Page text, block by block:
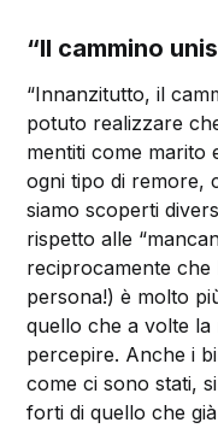
“Il cammino
“Innanzitutto, il
potuto realizzare
mentiti come marito
ogni tipo di remore,
siamo scoperti
rispetto alle
reciprocamente che
persona!) è molto
quello che a volte la
percepire. Anche i
come ci sono stati,
forti di quello che già